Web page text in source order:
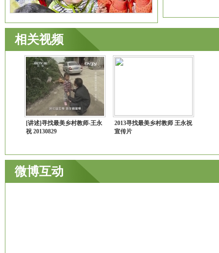
相关视频
[讲述]寻找最美乡村教师-王永
祝 20130829
2013寻找最美乡村教师 王永祝
宣传片
微博互动